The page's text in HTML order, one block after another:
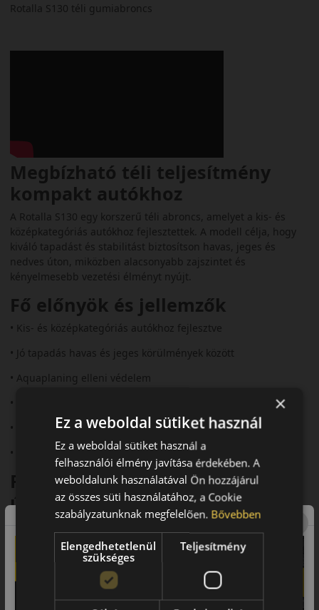
Rotalla S130 téli gumiabroncs
Megbízható téli teljesítmény
kompakt autókhoz
A Rotalla S130 egy korszerű téli abroncs, amelyet a kis- és
középkategóriás autókhoz fejlesztettek. A modell célja, hogy
kiváló tapadást és stabilitást biztosítson havas, jeges és
nedves úton, miközben alacsonyabb zajszintet és
kényelmesebb vezetési élményt nyújt.
Fő előnyök és jellemzők
• Kis- és középkategóriás autókhoz fejlesztve
• Jó tapadás havas és jeges körülmények között
• Aquaplaning elleni védelem
• Csendesebb futás optimalizált mintázattal
• Gazdaságos, hosszú élettartam
• Stabil fékezhetőség és kormányozhatóság
Futófelület és tapadás téli
útviszonyok között
A Rotalla S130 V-alakú futófelülete és sűrű lamellázata rövid
fékutat és kiváló tapadást biztosít havas és jeges úton. A
széles vállblokkok javítják a kanyarodási biztonságot.
Biztonság nedves utakon és
aquaplaning védelem
×
Ez a weboldal sütiket használ
Ez a weboldal sütiket használ a
felhasználói élmény javítása érdekében. A
weboldalunk használatával Ön hozzájárul
az összes süti használatához, a Cookie
szabályzatunknak megfelelően. Bővebben
Elengedhetetlenül
szükséges
Teljesítmény